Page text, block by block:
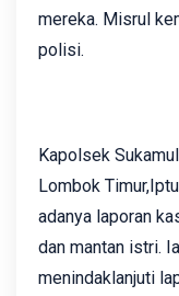
mereka. Misrul
polisi.
Kapolsek
Lombok
adanya laporan
dan mantan istri.
menindaklanjuti